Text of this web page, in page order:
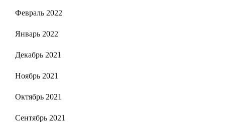
Февраль 2022
Январь 2022
Декабрь 2021
Ноябрь 2021
Октябрь 2021
Сентябрь 2021